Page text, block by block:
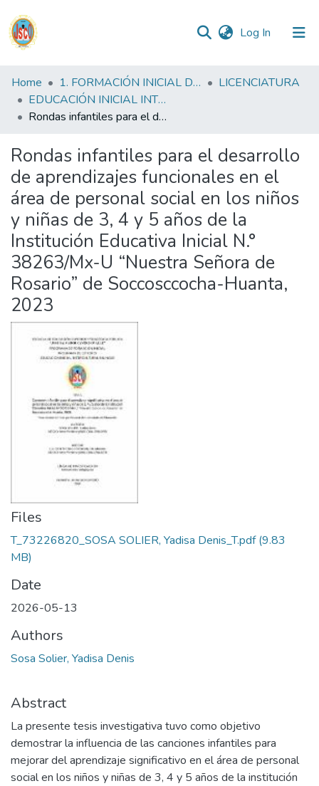
Log In (current)
Communities
&
Collections
Statistics
Reglamento
Formatos
Manuales
Home 1. FORMACIÓN INICIAL DOCENTE
LICENCIATURA
EDUCACIÓN INICIAL INTERCULTURAL BILINGUE FID
Rondas infantiles para el desarrollo de aprendizajes funcionales en el área de personal social en los niños y niñas de 3, 4 y 5 años de la Institución Educativa Inicial N.° 38263/Mx-U “Nuestra Señora de Rosario” de Soccosccocha-Huanta, 2023
Rondas infantiles para el desarrollo
de aprendizajes funcionales en el
área de personal social en los niños
y niñas de 3, 4 y 5 años de la
Institución Educativa Inicial N.°
38263/Mx-U “Nuestra Señora de
Rosario” de Soccosccocha-Huanta,
2023
Files
T_73226820_SOSA SOLIER, Yadisa Denis_T.pdf(9.83
MB)
Date
2026-05-13
Authors
Sosa Solier, Yadisa Denis
Abstract
La presente tesis investigativa tuvo como objetivo
demostrar la influencia de las canciones infantiles para
mejorar del aprendizaje significativo en el área de personal
social en los niños y niñas de 3, 4 y 5 años de la institución